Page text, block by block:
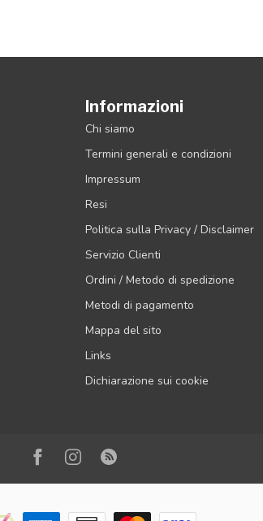
Informazioni
Chi siamo
Termini generali e condizioni
Impressum
Resi
Politica sulla Privacy / Disclaimer
Servizio Clienti
Ordini / Metodo di spedizione
Metodi di pagamento
Mappa del sito
Links
Dichiarazione sui cookie